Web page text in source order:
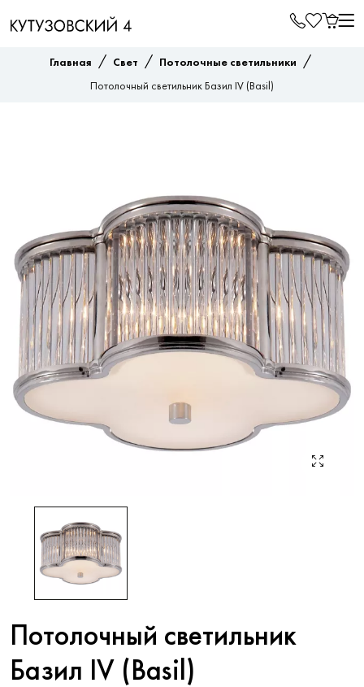
Главная / Свет / Потолочные светильники /
Потолочный светильник Базил IV (Basil)
Потолочный светильник
Базил IV (Basil)